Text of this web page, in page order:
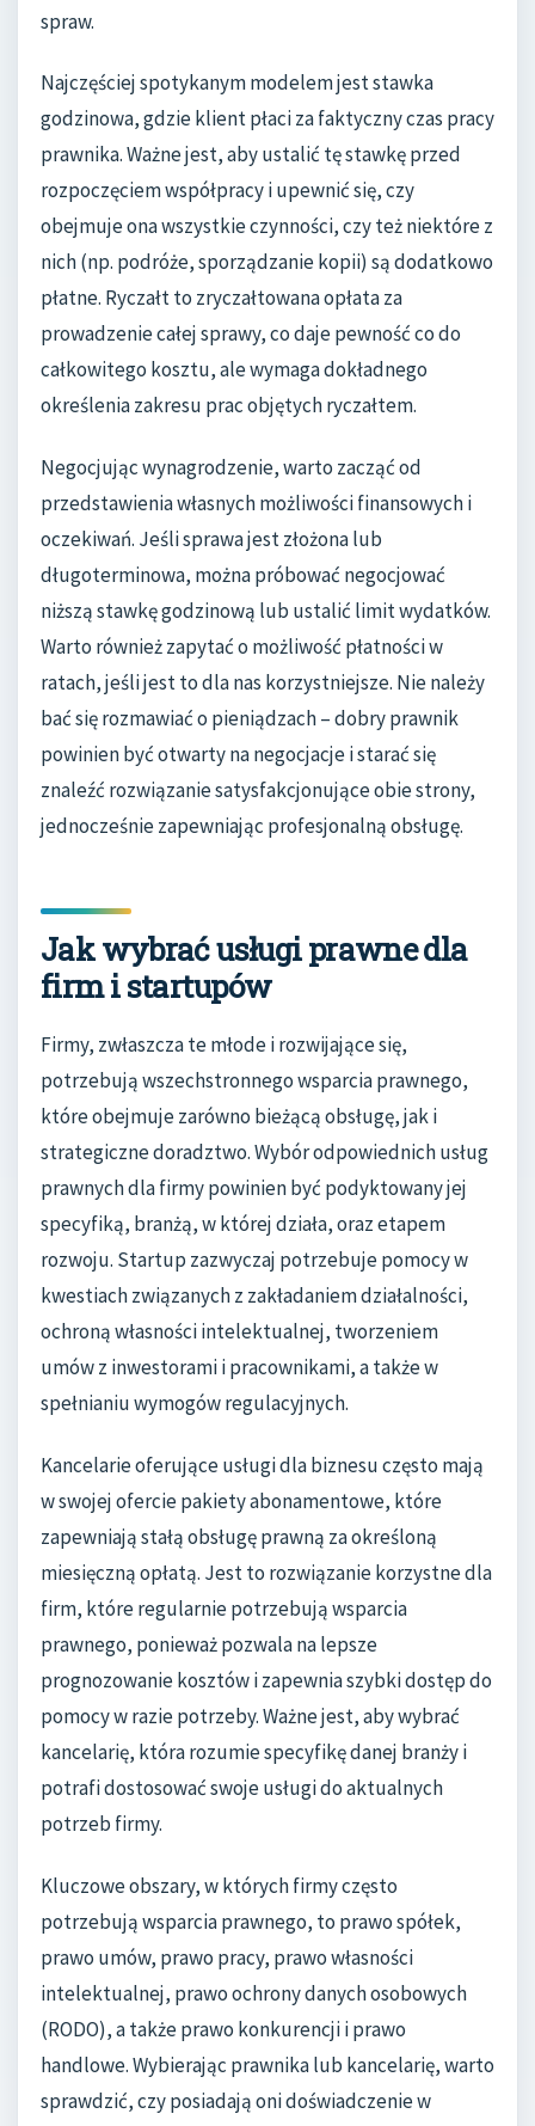
spraw.
Najczęściej spotykanym modelem jest stawka
godzinowa, gdzie klient płaci za faktyczny czas pracy
prawnika. Ważne jest, aby ustalić tę stawkę przed
rozpoczęciem współpracy i upewnić się, czy
obejmuje ona wszystkie czynności, czy też niektóre z
nich (np. podróże, sporządzanie kopii) są dodatkowo
płatne. Ryczałt to zryczałtowana opłata za
prowadzenie całej sprawy, co daje pewność co do
całkowitego kosztu, ale wymaga dokładnego
określenia zakresu prac objętych ryczałtem.
Negocjując wynagrodzenie, warto zacząć od
przedstawienia własnych możliwości finansowych i
oczekiwań. Jeśli sprawa jest złożona lub
długoterminowa, można próbować negocjować
niższą stawkę godzinową lub ustalić limit wydatków.
Warto również zapytać o możliwość płatności w
ratach, jeśli jest to dla nas korzystniejsze. Nie należy
bać się rozmawiać o pieniądzach – dobry prawnik
powinien być otwarty na negocjacje i starać się
znaleźć rozwiązanie satysfakcjonujące obie strony,
jednocześnie zapewniając profesjonalną obsługę.
Jak wybrać usługi prawne dla
firm i startupów
Firmy, zwłaszcza te młode i rozwijające się,
potrzebują wszechstronnego wsparcia prawnego,
które obejmuje zarówno bieżącą obsługę, jak i
strategiczne doradztwo. Wybór odpowiednich usług
prawnych dla firmy powinien być podyktowany jej
specyfiką, branżą, w której działa, oraz etapem
rozwoju. Startup zazwyczaj potrzebuje pomocy w
kwestiach związanych z zakładaniem działalności,
ochroną własności intelektualnej, tworzeniem
umów z inwestorami i pracownikami, a także w
spełnianiu wymogów regulacyjnych.
Kancelarie oferujące usługi dla biznesu często mają
w swojej ofercie pakiety abonamentowe, które
zapewniają stałą obsługę prawną za określoną
miesięczną opłatą. Jest to rozwiązanie korzystne dla
firm, które regularnie potrzebują wsparcia
prawnego, ponieważ pozwala na lepsze
prognozowanie kosztów i zapewnia szybki dostęp do
pomocy w razie potrzeby. Ważne jest, aby wybrać
kancelarię, która rozumie specyfikę danej branży i
potrafi dostosować swoje usługi do aktualnych
potrzeb firmy.
Kluczowe obszary, w których firmy często
potrzebują wsparcia prawnego, to prawo spółek,
prawo umów, prawo pracy, prawo własności
intelektualnej, prawo ochrony danych osobowych
(RODO), a także prawo konkurencji i prawo
handlowe. Wybierając prawnika lub kancelarię, warto
sprawdzić, czy posiadają oni doświadczenie w